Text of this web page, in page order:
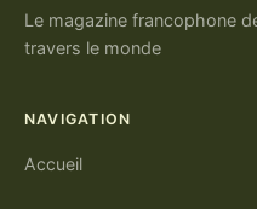
Le magazine francophone
travers le monde
NAVIGATION
Accueil